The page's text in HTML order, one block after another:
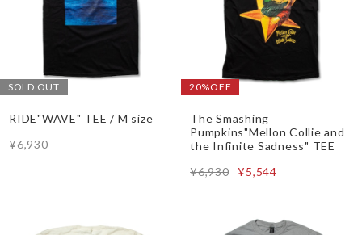
SOLD OUT
RIDE"WAVE" TEE / M size
¥6,930
20%OFF
The Smashing
Pumpkins"Mellon Collie and
the Infinite Sadness" TEE
¥6,930
¥5,544